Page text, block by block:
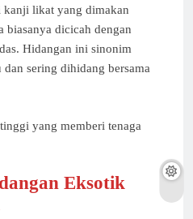
kanji likat yang dimakan
biasanya dicicah dengan
Hidangan ini sinonim
sering dihidang bersama
yang memberi tenaga
Eksotik